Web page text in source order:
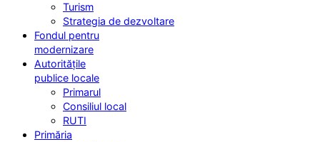
Turism
Strategia de dezvoltare
Fondul pentru
modernizare
Autoritățile
publice locale
Primarul
Consiliul local
RUTI
Primăria